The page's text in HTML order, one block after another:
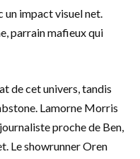
un impact visuel net.
parrain mafieux qui
de cet univers, tandis
Lamorne Morris
proche de Ben,
Le showrunner Oren